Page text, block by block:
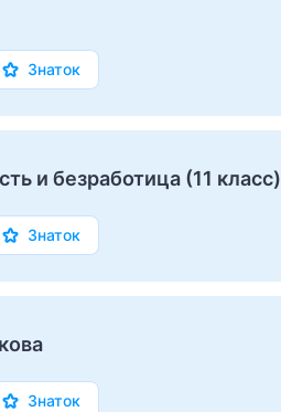
Знаток
и безработица (11 класс)
Знаток
Знаток